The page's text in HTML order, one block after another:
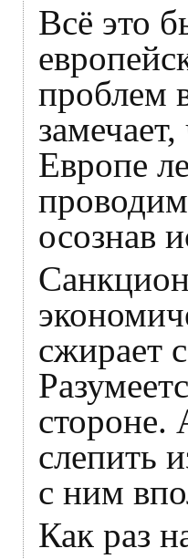
Всё это
проблем
Европе
осознав
сжирает
стороне.
слепить
с ним
Как раз